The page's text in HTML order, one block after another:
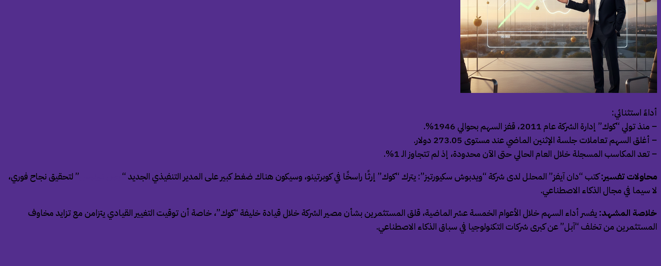
أداءً استثنائي:
– منذ تولي “كوك” إدارة الشركة عام 2011، قفز السهم بحوالي 1946%.
– أغلق السهم تعاملات جلسة الإثنين الماضي عند مستوى 273.05 دولار.
– تعد المكاسب المسجلة خلال العام الحالي حتى الآن محدودة، إذ لم تتجاوز الـ 1%.
محاولات تفسير:كتب “دان آيفز” المحلل لدى شركة “ويدبوش سكيورتيز”: يترك “كوك” إرثًا راسخًا في كوبرتينو، وسيكون هناك ضغط كبير على المدير التنفيذي الجديد “
” لتحقيق نجاح فوري،
لا سيما في مجال الذكاء الاصطناعي.
خلاصة المشهد: يفسر أداء السهم خلال الأعوام الخمسة عشر الماضية، قلق المستثمرين بشأن مصير الشركة خلال قيادة خليفة “كوك”، خاصة أن توقيت التغيير القيادي يتزامن مع تزايد مخاوف
المستثمرين من تخلف “آبل” عن كبرى شركات التكنولوجيا في سباق الذكاء الاصطناعي.